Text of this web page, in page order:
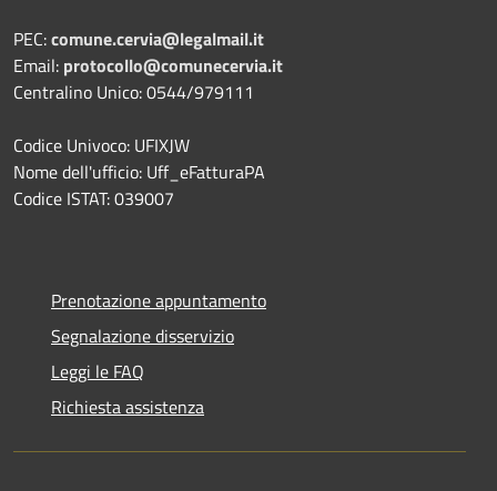
PEC:comune.cervia@legalmail.it
Email: protocollo@comunecervia.it
Centralino Unico: 0544/979111
Codice Univoco: UFIXJW
Nome dell'ufficio: Uff_eFatturaPA
Codice ISTAT: 039007
Prenotazione appuntamento
Segnalazione disservizio
Leggi le FAQ
Richiesta assistenza